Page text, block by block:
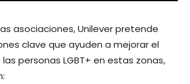
asociaciones, Unilever pretende
clave que ayuden a mejorar el
personas LGBT+ en estas zonas,